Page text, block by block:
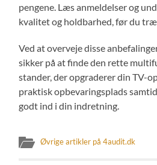
pengene. Læs anmeldelser og
kvalitet og holdbarhed, før du
Ved at overveje disse
sikker på at finde den rette
stander, der opgraderer din TV-
praktisk opbevaringsplads
godt ind i din indretning.
Øvrige artikler på 4audit.dk